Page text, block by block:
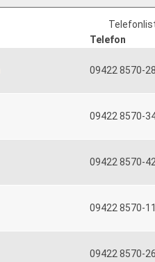
Telefon
09422 8570-28
09422 8570-
09422 8570-42
09422 8570-11
09422 8570-26